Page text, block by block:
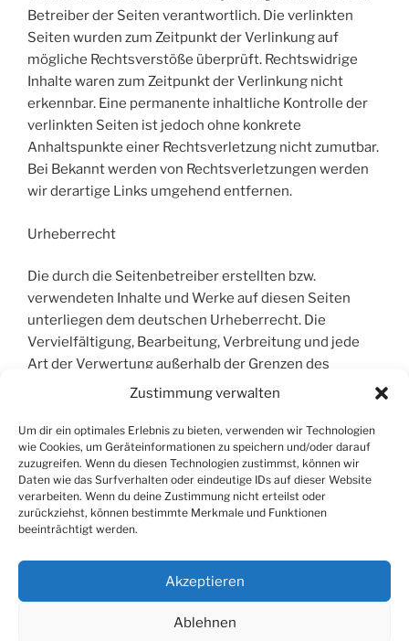
Zustimmung verwalten
Um dir ein optimales Erlebnis zu bieten, verwenden wir Technologien
wie Cookies, um Geräteinformationen zu speichern und/oder darauf
zuzugreifen. Wenn du diesen Technologien zustimmst, können wir
Daten wie das Surfverhalten oder eindeutige IDs auf dieser Website
verarbeiten. Wenn du deine Zustimmung nicht erteilst oder
zurückziehst, können bestimmte Merkmale und Funktionen
beeinträchtigt werden.
Akzeptieren
Ablehnen
Betreiber der Seiten verantwortlich. Die verlinkten
Seiten wurden zum Zeitpunkt der Verlinkung auf
mögliche Rechtsverstöße überprüft. Rechtswidrige
Inhalte waren zum Zeitpunkt der Verlinkung nicht
erkennbar. Eine permanente inhaltliche Kontrolle der
verlinkten Seiten ist jedoch ohne konkrete
Anhaltspunkte einer Rechtsverletzung nicht zumutbar.
Bei Bekannt werden von Rechtsverletzungen werden
wir derartige Links umgehend entfernen.
Urheberrecht
Die durch die Seitenbetreiber erstellten bzw.
verwendeten Inhalte und Werke auf diesen Seiten
unterliegen dem deutschen Urheberrecht. Die
Vervielfältigung, Bearbeitung, Verbreitung und jede
Art der Verwertung außerhalb der Grenzen des
Urheberrechtes bedürfen der Zustimmung des
Kopien dieser Seite sind nur für den privaten, nicht
kommerziellen Gebrauch gestattet. Soweit die Inhalte
auf dieser Seite nicht vom Betreiber erstellt wurden,
werden die Urheberrechte Dritter beachtet.
Insbesondere werden Inhalte Dritter als solche
gekennzeichnet. Sollten Sie trotzdem auf eine
Urheberrechtsverletzung aufmerksam werden, bitten
wir um einen entsprechenden Hinweis. Bei Bekannt
werden von Rechtsverletzungen werden wir derartige
Inhalte umgehend entfernen.